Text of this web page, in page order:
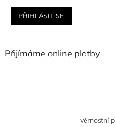
PŘIHLÁSIT SE
Přijímáme online platby
věrnostní